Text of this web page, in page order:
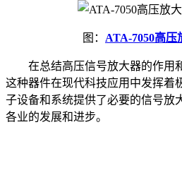
图： ATA-7050高压
在总结高压信号放大器的作用和
这种器件在现代科技应用中发挥着
子设备和系统提供了必要的信号放
各业的发展和进步。